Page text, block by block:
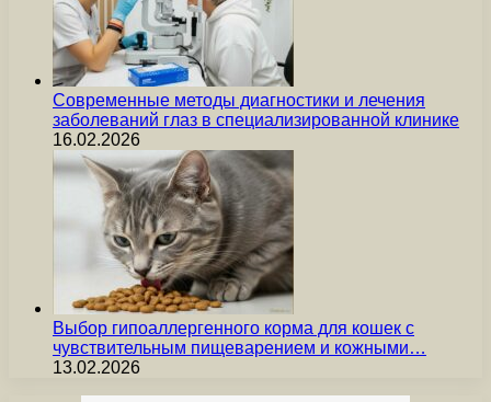
Современные методы диагностики и лечения
заболеваний глаз в специализированной клинике
16.02.2026
Выбор гипоаллергенного корма для кошек с
чувствительным пищеварением и кожными…
13.02.2026